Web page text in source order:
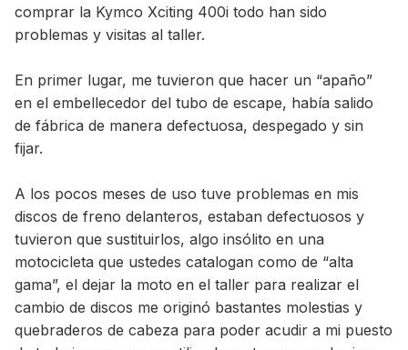
comprar la Kymco Xciting 400i todo han sido
problemas y visitas al taller.
En primer lugar, me tuvieron que hacer un “apaño”
en el embellecedor del tubo de escape, había salido
de fábrica de manera defectuosa, despegado y sin
fijar.
A los pocos meses de uso tuve problemas en mis
discos de freno delanteros, estaban defectuosos y
tuvieron que sustituirlos, algo insólito en una
motocicleta que ustedes catalogan como de “alta
gama”, el dejar la moto en el taller para realizar el
cambio de discos me originó bastantes molestias y
quebraderos de cabeza para poder acudir a mi puesto